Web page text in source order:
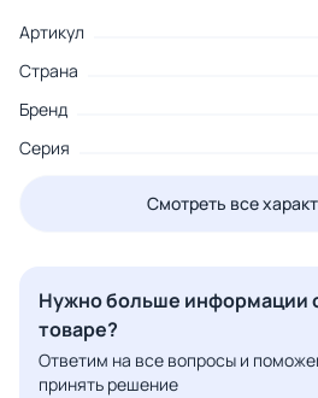
Артикул
Страна
Бренд
Серия
Смотреть все
Нужно больше информации
товаре?
Ответим на все вопросы и
принять решение